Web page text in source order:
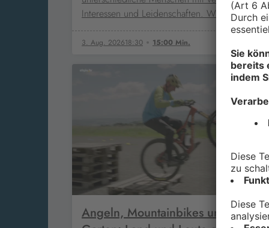
Interessen und Leidenschaften. Wir treffen
3. Aug. 202618:30 15:00 Min.
Angeln, Mountainbikes und ein